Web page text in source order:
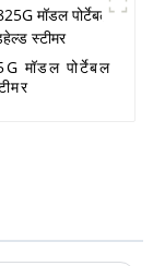
मॉडल पोर्टेबल